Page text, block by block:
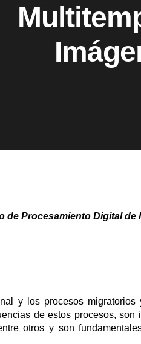
Procesamiento Digital de
y los procesos migratorios
de estos procesos,
otros y son